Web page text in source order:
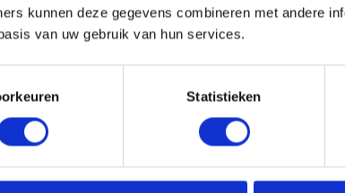
kunnen deze gegevens combineren met andere
van uw gebruik van hun services.
Statistieken